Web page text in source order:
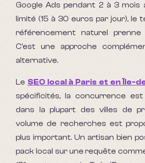
Google Ads pendant 2 à 3 mois
limité (15 à 30 euros par jour), le
référencement naturel
C'est une approche
alternative.
Le SEO local à Paris et en Île-
spécificités, la concurrence
dans la plupart des villes de
volume de recherches est
plus important. Un artisan bien
pack local sur une requête